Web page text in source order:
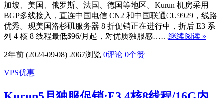
加坡、美国、俄罗斯、法国、德国等地区。Kurun 机房采用
BGP多线接入，直连中国电信 CN2 和中国联通CU9929，线路
优秀。现美国洛杉矶服务器 8 折促销正在进行中，折后 E3 系
列 4 核 8 线程最低$96/月起，对优质独服感……继续阅读 »
2年前 (2024-09-08) 2067浏览 0评论 0个赞
VPS优惠